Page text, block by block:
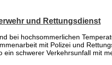
und Rettungsdienst
bei hochsommerlichen
mit Polizei und
ein schwerer Verkehrsunfall mit